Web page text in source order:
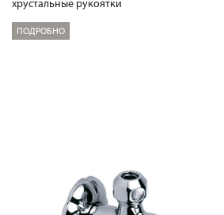
хрустальные рукоятки
ПОДРОБНО